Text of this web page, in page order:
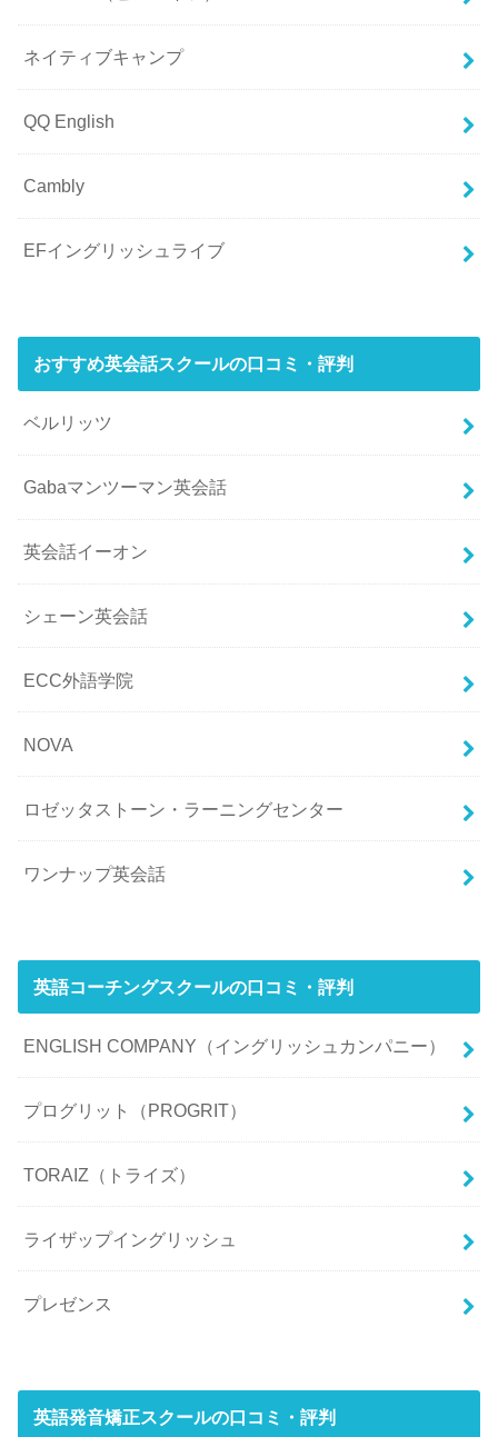
ネイティブキャンプ
QQ English
Cambly
EFイングリッシュライブ
おすすめ英会話スクールの口コミ・評判
ベルリッツ
Gabaマンツーマン英会話
英会話イーオン
シェーン英会話
ECC外語学院
NOVA
ロゼッタストーン・ラーニングセンター
ワンナップ英会話
英語コーチングスクールの口コミ・評判
ENGLISH COMPANY（イングリッシュカンパニー）
プログリット（PROGRIT）
TORAIZ（トライズ）
ライザップイングリッシュ
プレゼンス
英語発音矯正スクールの口コミ・評判